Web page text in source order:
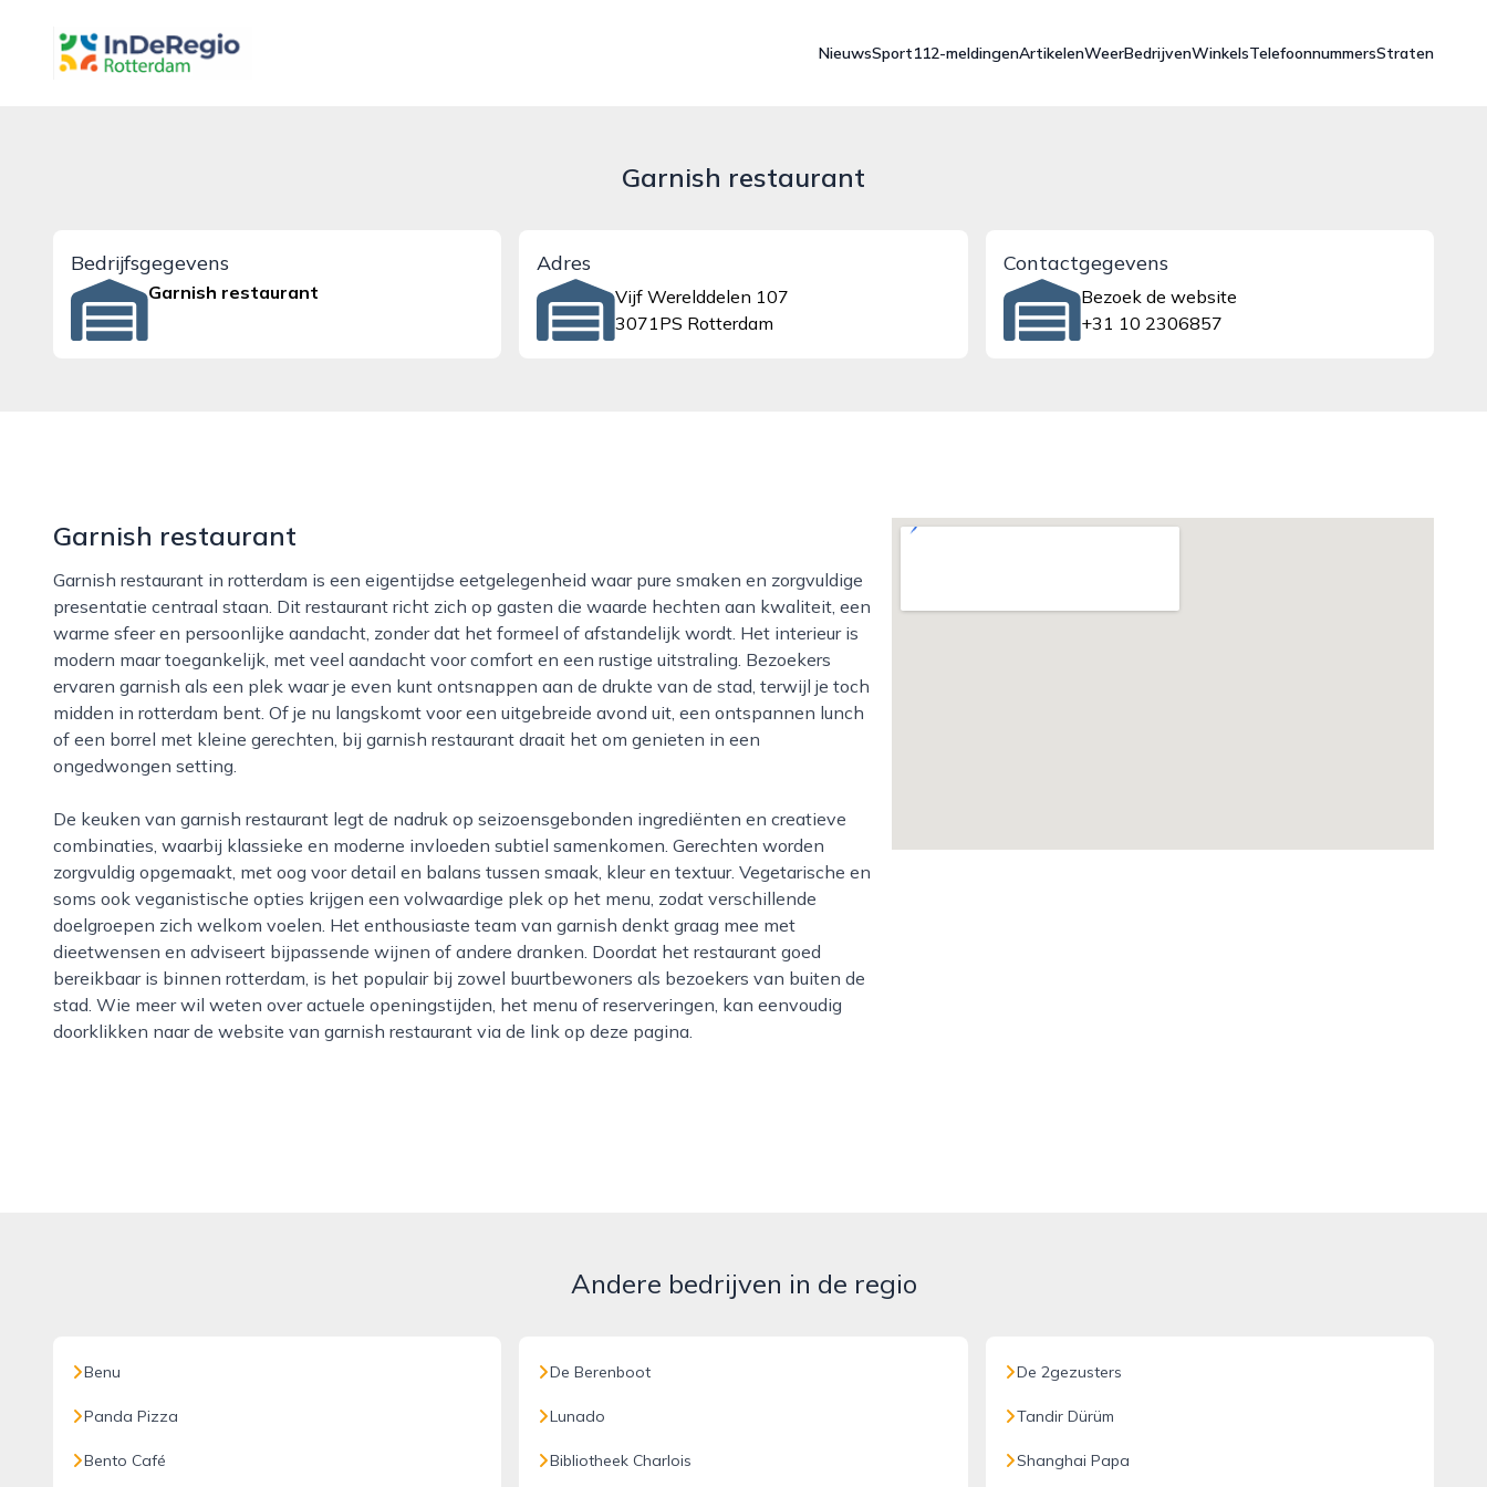
inderegiorotterdam.nl
NieuwsSport112-meldingenArtikelenWeerBedrijvenWinkelsTelefoonnummersStraten
Garnish restaurant
Bedrijfsgegevens
Garnish restaurant
Adres
Vijf Werelddelen 107
3071PS Rotterdam
Contactgegevens
Bezoek de website
+31 10 2306857
Garnish restaurant
Garnish restaurant in rotterdam is een eigentijdse eetgelegenheid waar pure smaken en zorgvuldige
presentatie centraal staan. Dit restaurant richt zich op gasten die waarde hechten aan kwaliteit, een
warme sfeer en persoonlijke aandacht, zonder dat het formeel of afstandelijk wordt. Het interieur is
modern maar toegankelijk, met veel aandacht voor comfort en een rustige uitstraling. Bezoekers
ervaren garnish als een plek waar je even kunt ontsnappen aan de drukte van de stad, terwijl je toch
midden in rotterdam bent. Of je nu langskomt voor een uitgebreide avond uit, een ontspannen lunch
of een borrel met kleine gerechten, bij garnish restaurant draait het om genieten in een
ongedwongen setting.
De keuken van garnish restaurant legt de nadruk op seizoensgebonden ingrediënten en creatieve
combinaties, waarbij klassieke en moderne invloeden subtiel samenkomen. Gerechten worden
zorgvuldig opgemaakt, met oog voor detail en balans tussen smaak, kleur en textuur. Vegetarische en
soms ook veganistische opties krijgen een volwaardige plek op het menu, zodat verschillende
doelgroepen zich welkom voelen. Het enthousiaste team van garnish denkt graag mee met
dieetwensen en adviseert bijpassende wijnen of andere dranken. Doordat het restaurant goed
bereikbaar is binnen rotterdam, is het populair bij zowel buurtbewoners als bezoekers van buiten de
stad. Wie meer wil weten over actuele openingstijden, het menu of reserveringen, kan eenvoudig
doorklikken naar de website van garnish restaurant via de link op deze pagina.
Andere bedrijven in de regio
Benu
Panda Pizza
Bento Café
De Berenboot
Lunado
Bibliotheek Charlois
De 2gezusters
Tandir Dürüm
Shanghai Papa